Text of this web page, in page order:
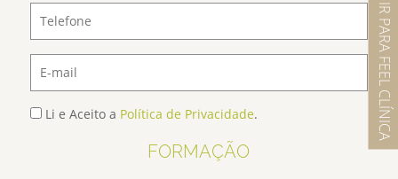
IR PARA FEEL CLÍNICA
Li e Aceito a Política de Privacidade.
FORMAÇÃO